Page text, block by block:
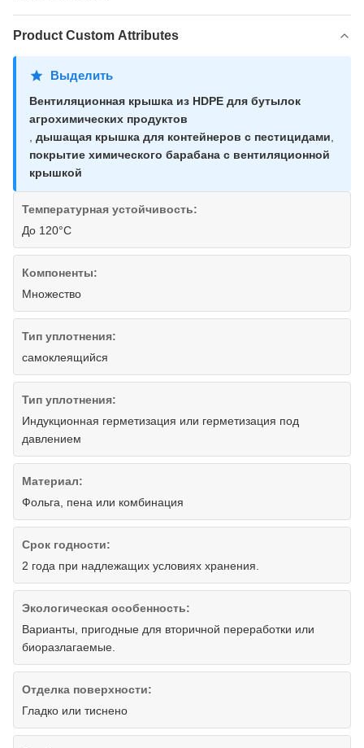
Product Custom Attributes
Выделить
Вентиляционная крышка из HDPE для бутылок
агрохимических продуктов
дышащая крышка для контейнеров с пестицидами
покрытие химического барабана с вентиляционной
крышкой
Температурная устойчивость:
До 120°С
Компоненты:
Множество
Тип уплотнения:
самоклеящийся
Тип уплотнения:
Индукционная герметизация или герметизация под
давлением
Материал:
Фольга, пена или комбинация
Срок годности:
2 года при надлежащих условиях хранения.
Экологическая особенность:
Варианты, пригодные для вторичной переработки или
биоразлагаемые.
Отделка поверхности:
Гладко или тиснено